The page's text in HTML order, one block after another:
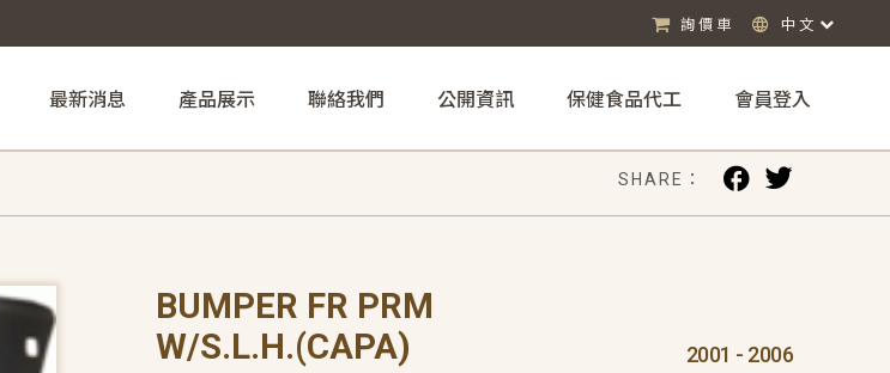
詢價車 中文
最新消息 產品展示 聯絡我們 公開資訊 保健食品代工 會員登入
SHARE：
BUMPER FR PRM
W/S.L.H.(CAPA)
2001 - 2006